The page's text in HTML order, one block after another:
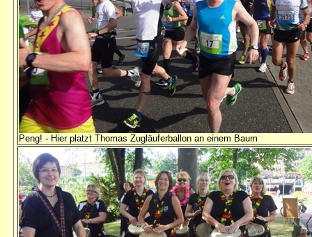
Peng! - Hier platzt Thomas Zugläuferballon an einem Baum